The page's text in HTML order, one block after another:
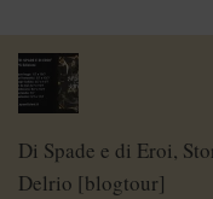
Di Spade e di Eroi,
Delrio [blogtour]